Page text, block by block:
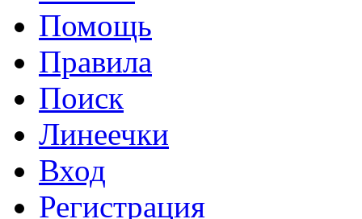
Помощь
Правила
Поиск
Линеечки
Вход
Регистрация